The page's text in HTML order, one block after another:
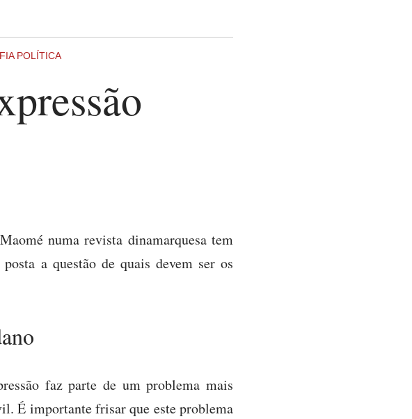
POLÍTICA
numa revista dinamarquesa tem
a questão de quais devem ser os
faz parte de um problema mais
É importante frisar que este problema